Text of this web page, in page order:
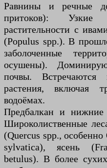
Равнины и речные
притоков): Узкие
растительности с
(Populus spp.). В
заболоченные
осушены).
почвы.
растения, включая
водоёмах.
Предбалкан и
Широколиственные
(Quercus spp.,
sylvatica), ясень
betulus). В более